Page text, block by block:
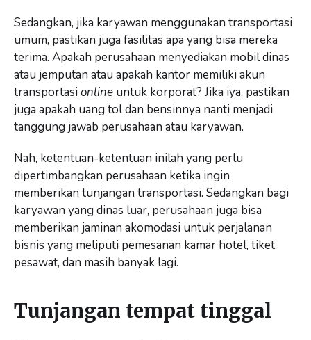
Sedangkan, jika karyawan menggunakan transportasi
umum, pastikan juga fasilitas apa yang bisa mereka
terima. Apakah perusahaan menyediakan mobil dinas
atau jemputan atau apakah kantor memiliki akun
transportasionline untuk korporat? Jika iya, pastikan
juga apakah uang tol dan bensinnya nanti menjadi
tanggung jawab perusahaan atau karyawan.
Nah, ketentuan-ketentuan inilah yang perlu
dipertimbangkan perusahaan ketika ingin
memberikan tunjangan transportasi. Sedangkan bagi
karyawan yang dinas luar, perusahaan juga bisa
memberikan jaminan akomodasi untuk perjalanan
bisnis yang meliputi pemesanan kamar hotel, tiket
pesawat, dan masih banyak lagi.
Tunjangan tempat tinggal